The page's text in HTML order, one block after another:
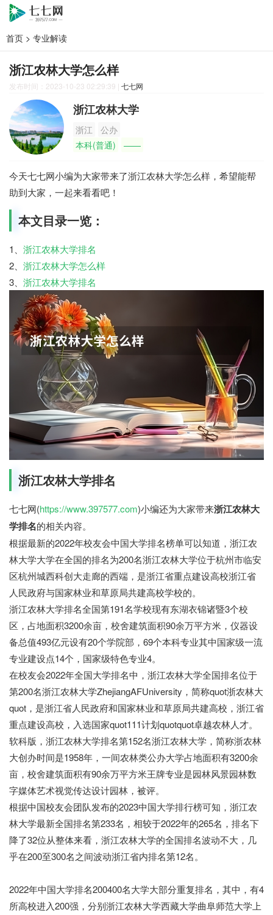
首页 > 专业解读
浙江农林大学怎么样
发布时间：2023-10-23 02:29:39 | 七七网
浙江农林大学
浙江
公办
本科(普通)
——
今天七七网小编为大家带来了浙江农林大学怎么样，希望能帮
助到大家，一起来看看吧！
本文目录一览：
1、 浙江农林大学排名
2、 浙江农林大学怎么样
3、 浙江农林大学排名
浙江农林大学排名
七七网(https://www.397577.com)小编还为大家带来浙江农林大
学排名的相关内容。
根据最新的2022年校友会中国大学排名榜单可以知道，浙江农
林大学大学在全国的排名为200名浙江农林大学位于杭州市临安
区杭州城西科创大走廊的西端，是浙江省重点建设高校浙江省
人民政府与国家林业和草原局共建高校学校的。
浙江农林大学排名全国第191名学校现有东湖衣锦诸暨3个校
区，占地面积3200余亩，校舍建筑面积90余万平方米，仪器设
备总值493亿元设有20个学院部，69个本科专业其中国家级一流
专业建设点14个，国家级特色专业4。
在校友会2022年全国大学排名中，浙江农林大学全国排名位于
第200名浙江农林大学ZhejiangAFUniversity，简称quot浙农林大
quot，是浙江省人民政府和国家林业和草原局共建高校，浙江省
重点建设高校，入选国家quot111计划quotquot卓越农林人才。
软科版，浙江农林大学排名第152名浙江农林大学，简称浙农林
大创办时间是1958年，一间农林类公办大学占地面积有3200余
亩，校舍建筑面积有90余万平方米王牌专业是园林风景园林数
字媒体艺术视觉传达设计园林，被评。
根据中国校友会团队发布的2023中国大学排行榜可知，浙江农
林大学最新全国排名第233名，相较于2022年的265名，排名下
降了32位从整体来看，浙江农林大学的全国排名波动不大，几
乎在200至300名之间波动浙江省内排名第12名。
2022年中国大学排名200400名大学大部分重复排名，其中，有4
所高校进入200强，分别浙江农林大学西藏大学曲阜师范大学上